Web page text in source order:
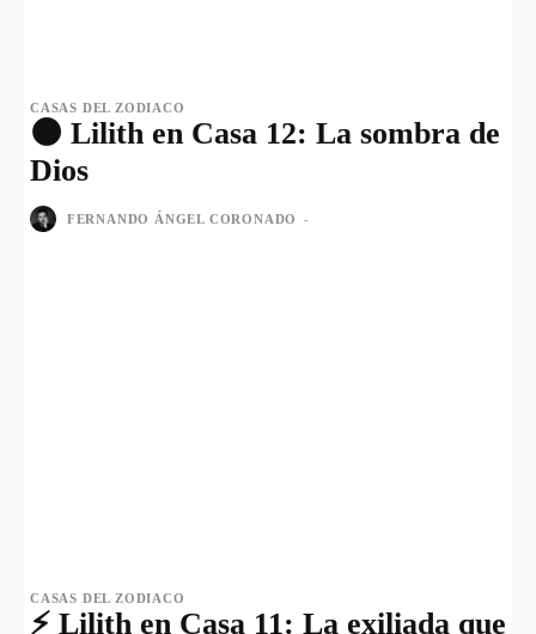
CASAS DEL ZODIACO
🌑 Lilith en Casa 12: La sombra de
Dios
FERNANDO ÁNGEL CORONADO -
CASAS DEL ZODIACO
⚡ Lilith en Casa 11: La exiliada que